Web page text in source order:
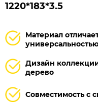
1220*183*3.5
Материал
Дизайн
дерево
Cовместимость с